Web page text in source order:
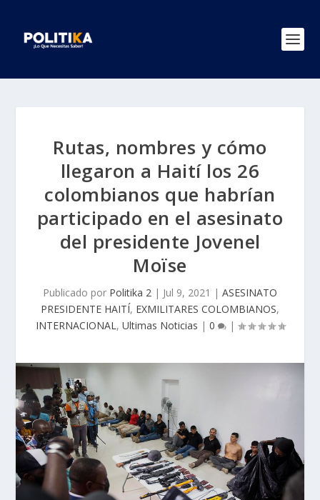
Rutas, nombres y cómo
llegaron a Haití los 26
colombianos que habrían
participado en el asesinato
del presidente Jovenel
Moïse
Publicado por Politika 2 | Jul 9, 2021 | ASESINATO
PRESIDENTE HAITÍ, EXMILITARES COLOMBIANOS,
INTERNACIONAL, Ultimas Noticias | 0 |